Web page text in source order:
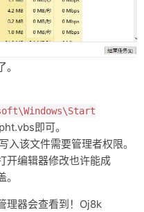
即可。
该文件需要管理者权限。
开编辑器修改也许能成
理器会查看到！Oj8k